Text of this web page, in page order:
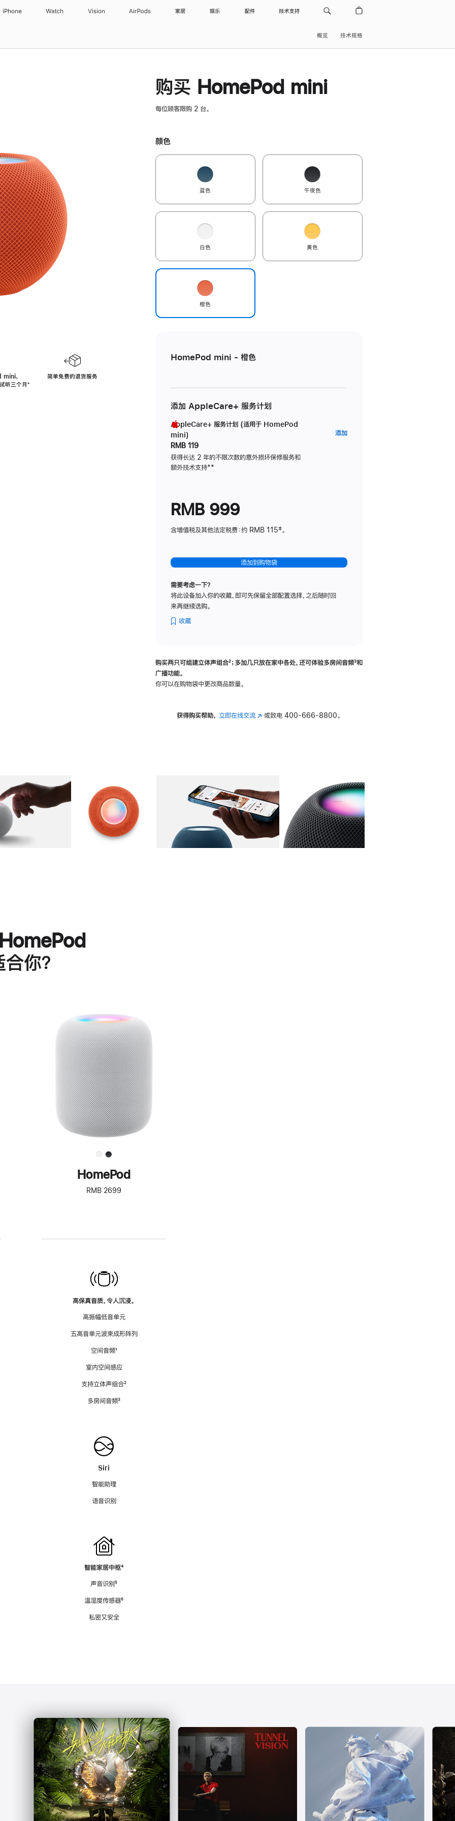
iPhone Watch Vision AirPods 家居 娱乐 配件 技术支持
概览 技术规格
，
听三个月脚
⁺
简单免费的退货服务
购买 HomePod mini
每位顾客限购 2 台。
颜色
蓝色 午夜色
白色 黄色
橙色
HomePod mini - 橙色
添加 AppleCare+ 服务计划
AppleCare+ 服务计划 (适用于 HomePod
mini)
RMB 119
获得长达 2 年的不限次数的意外损坏保修服务和
额外技术支持脚
**
添加AppleCare+
RMB 999
含增值税及其他法定税费：约 RMB 115‡。
添加到购物袋
需要考虑一下？
将此设备加入你的收藏，即可先保留全部配置选择，之后随时回
来再继续选购。
收藏
购买两只可组建立体声组合脚
²；多加几只放在家中各处，还可体验多‍房‍间音频脚
³和
广播功能。
你可以在购物袋中更改商品数量。
获得购买帮助， 立即在线交流(在 或致电 400-666-8800。
图库 图像 图库 图像 图库 图像 4 图库 图像 5
你？
进
一
步
了
解
HomePod<
HomePod
RMB 2699
高保真音质，令人沉浸。
高振幅低音单元
五高音单元波束成形阵列
空间音频脚
¹
室内空间感应
支持立体声组合脚
²
多房间音频脚
³
Siri
智能助理
语音识别
智能家居中枢脚
⁴
声音识别脚
⁵
温湿度传感器脚
⁶
私密又安全